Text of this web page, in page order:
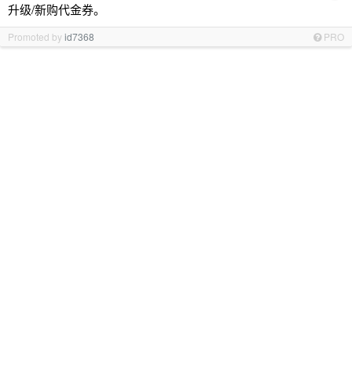
升级/新购代金券。
Promoted byid7368 PRO